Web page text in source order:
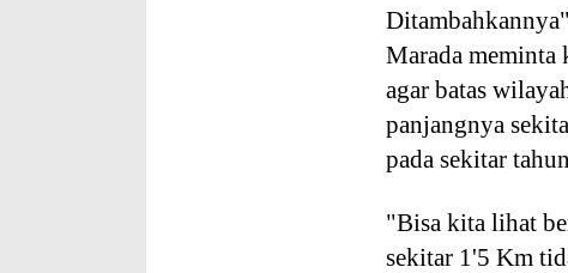
Marada meminta
agar batas
panjangnya
pada sekitar
"Bisa kita lihat
sekitar 1'5 Km